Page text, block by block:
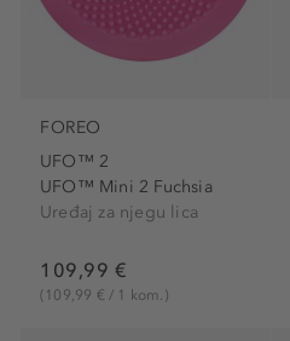
FOREO
UFO™ 2
UFO™ Mini 2 Fuchsia
Uređaj za njegu lica
109,99 €
(109,99 € / 1 kom.)